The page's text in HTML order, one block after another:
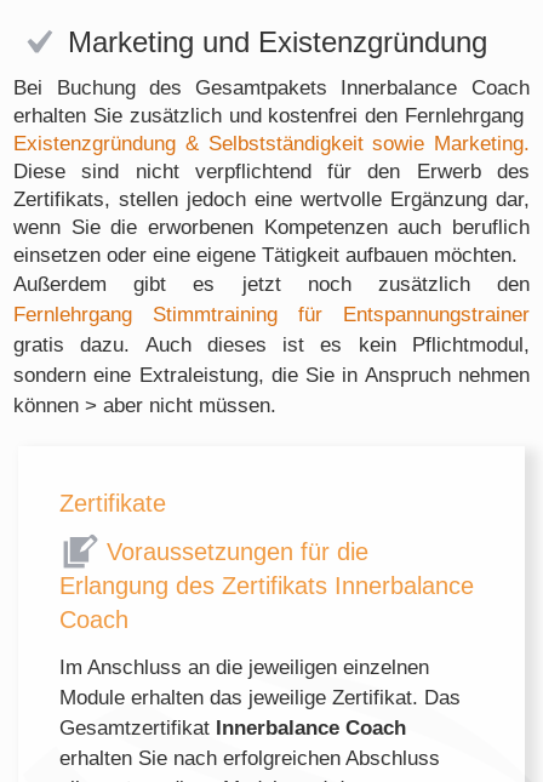
Marketing und Existenzgründung
Bei Buchung des Gesamtpakets Innerbalance Coach
erhalten Sie zusätzlich und kostenfrei den Fernlehrgang
Existenzgründung & Selbstständigkeit sowie Marketing.
Diese sind nicht verpflichtend für den Erwerb des
Zertifikats, stellen jedoch eine wertvolle Ergänzung dar,
wenn Sie die erworbenen Kompetenzen auch beruflich
einsetzen oder eine eigene Tätigkeit aufbauen möchten.
Außerdem gibt es jetzt noch zusätzlich den
Fernlehrgang Stimmtraining für Entspannungstrainer
gratis dazu. Auch dieses ist es kein Pflichtmodul,
sondern eine Extraleistung, die Sie in Anspruch nehmen
können > aber nicht müssen.
Zertifikate
Voraussetzungen für die
Erlangung des Zertifikats Innerbalance
Coach
Im Anschluss an die jeweiligen einzelnen
Module erhalten das jeweilige Zertifikat. Das
Gesamtzertifikat Innerbalance Coach
erhalten Sie nach erfolgreichen Abschluss